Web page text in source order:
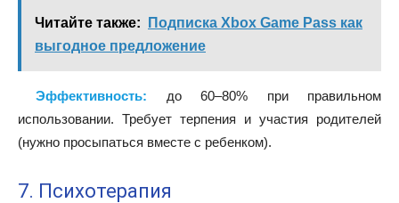
Читайте также:
Подписка Xbox Game Pass как
выгодное предложение
Эффективность: до 60–80% при правильном
использовании. Требует терпения и участия родителей
(нужно просыпаться вместе с ребенком).
7. Психотерапия